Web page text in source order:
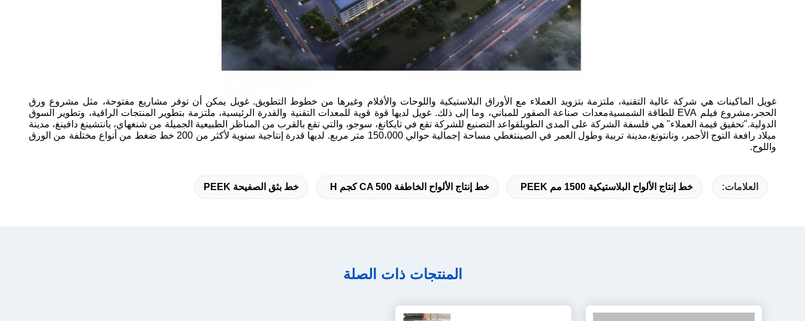
غويل الماكينات هي شركة عالية التقنية، ملتزمة بتزويد العملاء مع الأوراق البلاستيكية واللوحات والأفلام وغيرها من خطوط التطويق. غويل يمكن أن توفر مشاريع مفتوحة، مثل مشروع ورق
الحجر،مشروع فيلم EVA للطاقة الشمسيةمعدات صناعة الصقور للمباني، وما إلى ذلك. غويل لديها قوة قوية للمعدات التقنية والقدرة الرئيسية، ملتزمة بتطوير المنتجات الراقية، وتطوير السوق
الدولية."تحقيق قيمة العملاء" هي فلسفة الشركة على المدى الطويلقواعد التصنيع للشركة تقع في تايكانغ، سوجو، والتي تقع بالقرب من المناظر الطبيعية الجميلة من شنغهاي، يانتشينغ دافينغ، مدينة
ميلاد رافعة التوج الأحمر، ونانتونغ،مدينة تربية وطول العمر في الصينتغطي مساحة إجمالية حوالي 150،000 متر مربع. لديها قدرة إنتاجية سنوية لأكثر من 200 خط ضغط من أنواع مختلفة من الورق
واللوح.
العلامات: خط إنتاج الألواح البلاستيكية 1500 مم PEEK خط إنتاج الألواح الخاطفة CA 500 كجم H خط بثق الصفيحة PEEK
المنتجات ذات الصلة